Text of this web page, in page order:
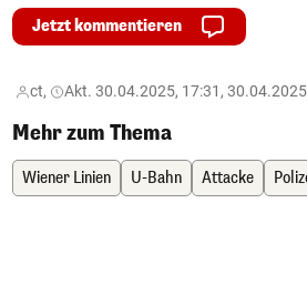
Jetzt kommentieren
ct, Akt. 30.04.2025, 17:31,
Mehr zum Thema
Wiener Linien U-Bahn Attacke